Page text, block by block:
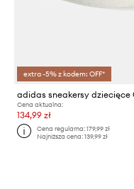
extra -5% z kodem: OFF*
Cena aktualna:
134,99 zł
Cena regularna:179,99 zł
Najniższa cena:139,99 zł